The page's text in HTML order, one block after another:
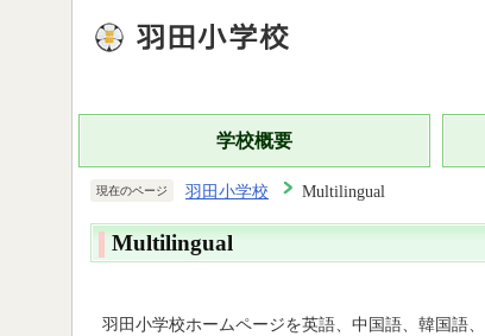
学校概要
現在のページ 羽田小学校 Multilingual
Multilingual
羽田小学校ホームページを英語、中国語、韓国語